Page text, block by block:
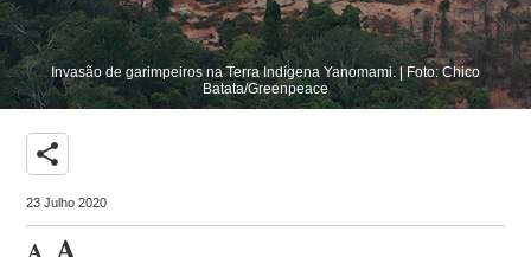
Invasão de garimpeiros na Terra Indígena Yanomami. | Foto: Chico
Batata/Greenpeace
share
23 Julho 2020